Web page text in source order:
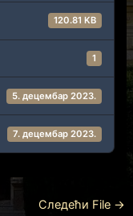
120.81 KB
1
5. децембар 2023.
7. децембар 2023.
Следећи File →